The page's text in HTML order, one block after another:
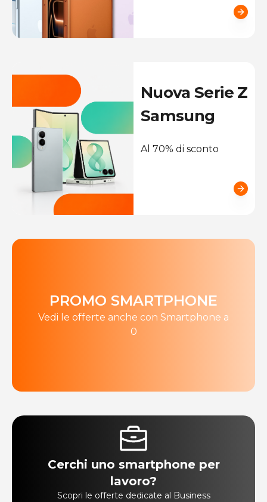
Nuova Serie Z
Samsung
Al 70% di sconto
PROMO SMARTPHONE
Vedi le offerte anche con Smartphone a
0
Cerchi uno smartphone per
lavoro?
Scopri le offerte dedicate al Business